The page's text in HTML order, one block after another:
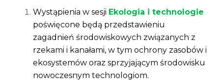
Wystąpienia w sesji Ekologia i technologie
poświęcone będą przedstawieniu
zagadnień środowiskowych związanych z
rzekami i kanałami, w tym ochrony zasobów i
ekosystemów oraz sprzyjającym środowisku
nowoczesnym technologiom.